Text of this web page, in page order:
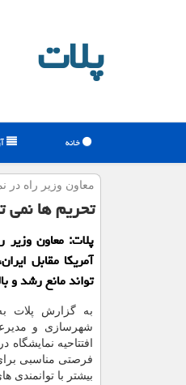
پلات
خانه
معاون وزیر راه در
تحریم ها نمی
پلات: معاون
آمریكا مقابل
تواند مانع رشد و
به گزارش پلات
شهرسازی و
افتتاحیه
فرصتی مناسبی
بیشتر با